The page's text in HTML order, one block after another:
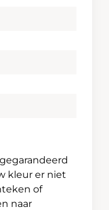
kleur er niet
of
naar